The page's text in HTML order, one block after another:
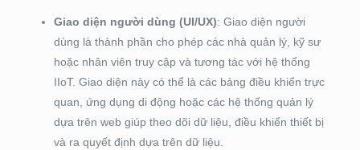
Giao diện người dùng (UI/UX): Giao diện người
dùng là thành phần cho phép các nhà quản lý, kỹ sư
hoặc nhân viên truy cập và tương tác với hệ thống
IIoT. Giao diện này có thể là các bảng điều khiển trực
quan, ứng dụng di động hoặc các hệ thống quản lý
dựa trên web giúp theo dõi dữ liệu, điều khiển thiết bị
và ra quyết định dựa trên dữ liệu.